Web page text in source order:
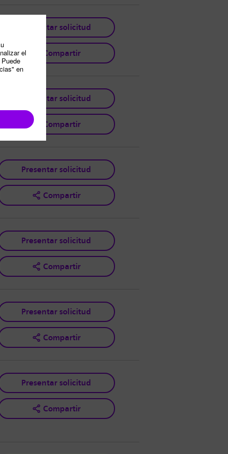
Presentar solicitud
Compartir
Presentar solicitud
Compartir
Presentar solicitud
Compartir
Presentar solicitud
Compartir
Presentar solicitud
Compartir
Presentar solicitud
Compartir